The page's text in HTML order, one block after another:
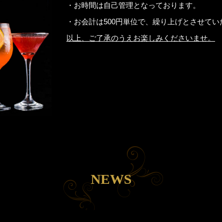
・お時間は自己管理となっております。
・お会計は500円単位で、繰り上げとさせてい
以上、ご了承のうえお楽しみくださいませ。
NEWS